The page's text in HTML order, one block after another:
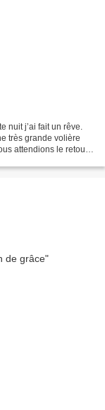
nuit j’ai fait un rêve.
très grande volière
attendions le retour